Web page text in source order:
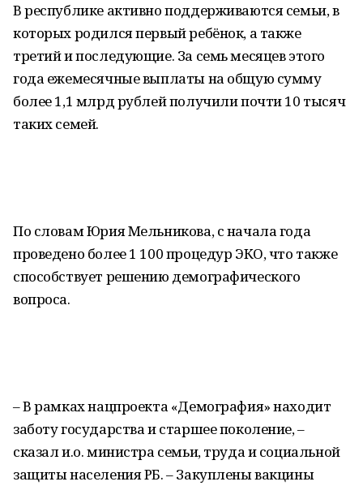
В республике активно поддерживаются семьи, в
которых родился первый ребёнок, а также
третий и последующие. За семь месяцев этого
года ежемесячные выплаты на общую сумму
более 1,1 млрд рублей получили почти 10 тысяч
таких семей.
По словам Юрия Мельникова, с начала года
проведено более 1 100 процедур ЭКО, что также
способствует решению демографического
вопроса.
– В рамках нацпроекта «Демография» находит
заботу государства и старшее поколение, –
сказал и.о. министра семьи, труда и социальной
защиты населения РБ. – Закуплены вакцины